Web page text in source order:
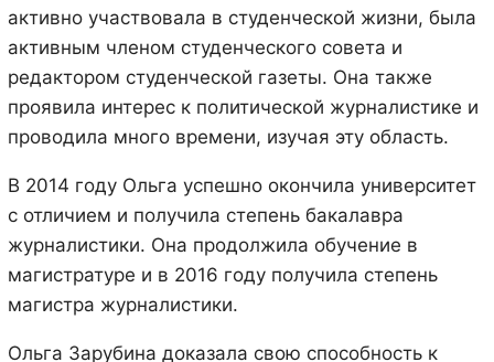
активно участвовала в студенческой жизни, была
активным членом студенческого совета и
редактором студенческой газеты. Она также
проявила интерес к политической журналистике и
проводила много времени, изучая эту область.
В 2014 году Ольга успешно окончила университет
с отличием и получила степень бакалавра
журналистики. Она продолжила обучение в
магистратуре и в 2016 году получила степень
магистра журналистики.
Ольга Зарубина доказала свою способность к